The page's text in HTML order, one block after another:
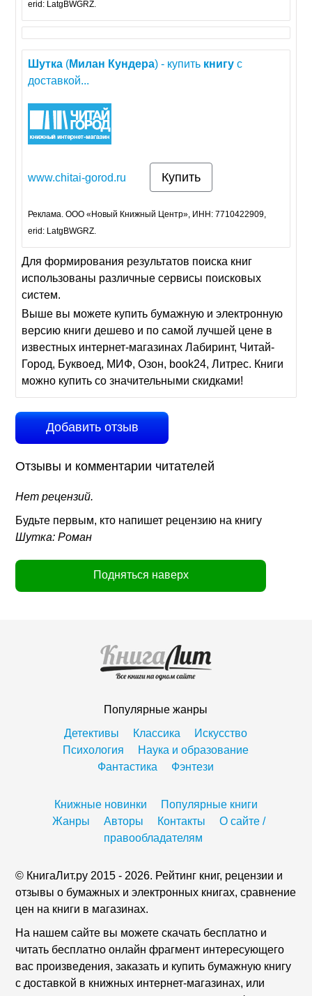
erid: LatgBWGRZ.
Шутка (Милан Кундера) - купить книгу с
доставкой...
www.chitai-gorod.ru Купить
Реклама. ООО «Новый Книжный Центр», ИНН: 7710422909,
erid: LatgBWGRZ.
Для формирования результатов поиска книг
использованы различные сервисы поисковых
систем.
Выше вы можете купить бумажную и электронную
версию книги дешево и по самой лучшей цене в
известных интернет-магазинах Лабиринт, Читай-
Город, Буквоед, МИФ, Озон, book24, Литрес. Книги
можно купить со значительными скидками!
Добавить отзыв
Отзывы и комментарии читателей
Нет рецензий.
Будьте первым, кто напишет рецензию на книгу
Шутка: Роман
Подняться наверх
Популярные жанры
Детективы
Классика
Искусство
Психология
Наука и образование
Фантастика
Фэнтези
Книжные новинки
Популярные книги
Жанры
Авторы Контакты
О сайте /
правообладателям
© КнигаЛит.ру 2015 - 2026. Рейтинг книг, рецензии и
отзывы о бумажных и электронных книгах, сравнение
цен на книги в магазинах.
На нашем сайте вы можете скачать бесплатно и
читать бесплатно онлайн фрагмент интересующего
вас произведения, заказать и купить бумажную книгу
с доставкой в книжных интернет-магазинах, или